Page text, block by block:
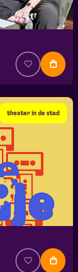
theater in de stad